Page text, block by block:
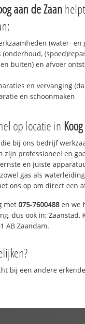
aan de Zaan
(water- en
(onderhoud,
buiten) en afvoer
en vervanging
en schoonmaken
op locatie in
bij ons bedrijf
zijn professioneel en
en juiste
gas als
ons op om direct een
met 075-7600488 en we
dus ook in: Zaanstad,
AB Zaandam.
bij een andere erkende